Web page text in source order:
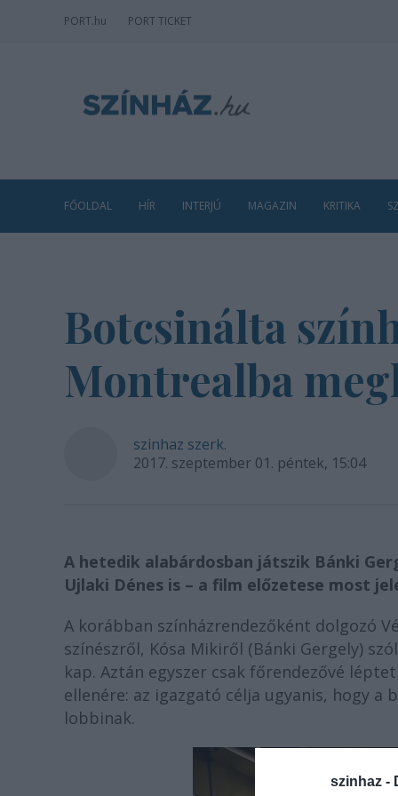
szinhaz -
PORT.hu PORT TICKET
FŐOLDAL HÍR INTERJÚ MAGAZIN KRITIKA
Botcsinálta
Montrealba
szinhaz szerk.
2017. szeptember 01. péntek, 15:04
A hetedik alabárdosban játszik Bánki
Ujlaki Dénes is – a film előzetese most
A korábban színházrendezőként dolgozó
színészről, Kósa Mikiről (Bánki Gergely)
kap. Aztán egyszer csak főrendezővé
ellenére: az igazgató célja ugyanis, hogy
lobbinak.